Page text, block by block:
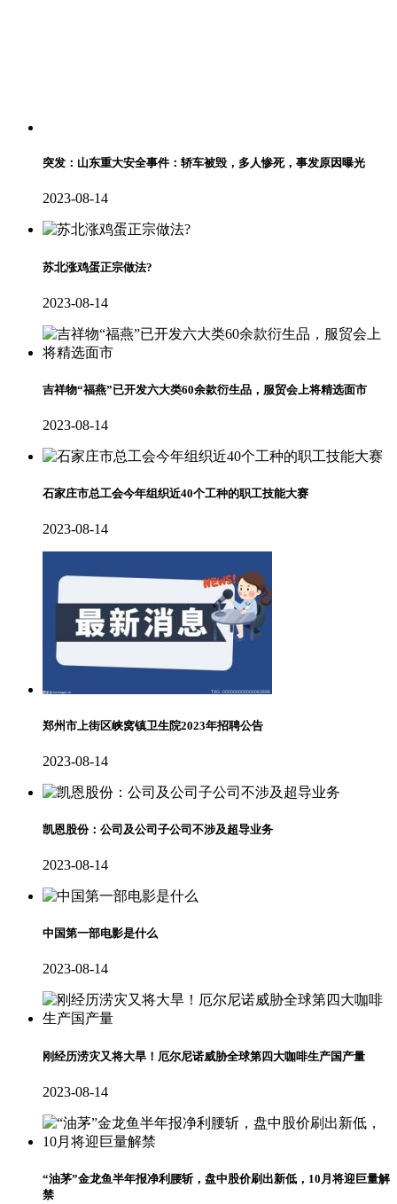
突发：山东重大安全事件：轿车被毁，多人惨死，事发原因曝光
2023-08-14
苏北涨鸡蛋正宗做法?
2023-08-14
吉祥物“福燕”已开发六大类60余款衍生品，服贸会上将精选面市
2023-08-14
石家庄市总工会今年组织近40个工种的职工技能大赛
2023-08-14
郑州市上街区峡窝镇卫生院2023年招聘公告
2023-08-14
凯恩股份：公司及公司子公司不涉及超导业务
2023-08-14
中国第一部电影是什么
2023-08-14
刚经历涝灾又将大旱！厄尔尼诺威胁全球第四大咖啡生产国产量
2023-08-14
“油茅”金龙鱼半年报净利腰斩，盘中股价刷出新低，10月将迎巨量解
禁